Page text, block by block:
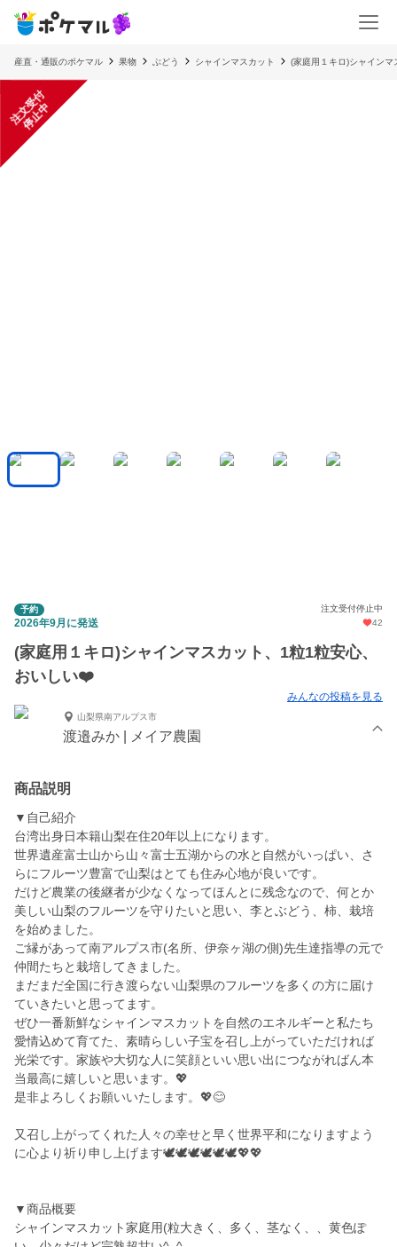
産直・通販のポケマル 果物 ぶどう シャインマスカット (家庭用１キロ)シャイン
注
文
受
付
停
止
中
予約 注文受付停止中
2026年9月に発送 42
(家庭用１キロ)シャインマスカット、1粒1粒安心、
おいしい❤️
みんなの投稿を見る
山梨県南アルプス市
渡邉みか | メイア農園
商品説明
▼自己紹介
台湾出身日本籍山梨在住20年以上になります。
世界遺産富士山から山々富士五湖からの水と自然がいっぱい、さ
らにフルーツ豊富で山梨はとても住み心地が良いです。
だけど農業の後継者が少なくなってほんとに残念なので、何とか
美しい山梨のフルーツを守りたいと思い、李とぶどう、柿、栽培
を始めました。
ご縁があって南アルプス市(名所、伊奈ヶ湖の側)先生達指導の元で
仲間たちと栽培してきました。
まだまだ全国に行き渡らない山梨県のフルーツを多くの方に届け
ていきたいと思ってます。
ぜひ一番新鮮なシャインマスカットを自然のエネルギーと私たち
愛情込めて育てた、素晴らしい子宝を召し上がっていただければ
光栄です。家族や大切な人に笑顔といい思い出につながればん本
当最高に嬉しいと思います。💖
是非よろしくお願いいたします。💖😊
又召し上がってくれた人々の幸せと早く世界平和になりますよう
に心より祈り申し上げます🕊🕊🕊🕊🕊🕊💖💖
▼商品概要
シャインマスカット家庭用(粒大きく、多く、茎なく、、黄色ぽ